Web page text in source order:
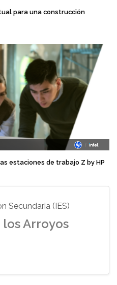
para una construcción
estaciones de trabajo Z by HP
Secundaria (IES)
Arroyos